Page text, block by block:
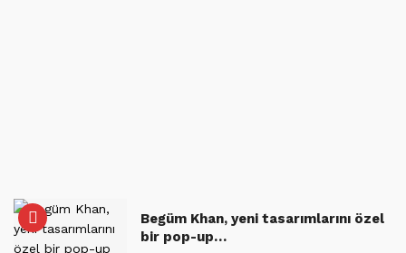
Begüm Khan, yeni tasarımlarını özel
bir pop-up…